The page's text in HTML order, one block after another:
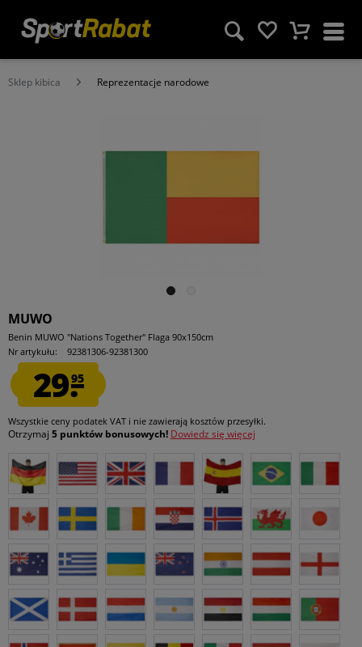
Sklep kibica Reprezentacje narodowe
MUWO
Benin MUWO "Nations Together" Flaga 90x150cm
Nr artykułu:
92381306-92381300
29.95
Wszystkie ceny podatek VAT i nie zawierają kosztów przesyłki.
Otrzymaj 5 punktów bonusowych! Dowiedz się więcej